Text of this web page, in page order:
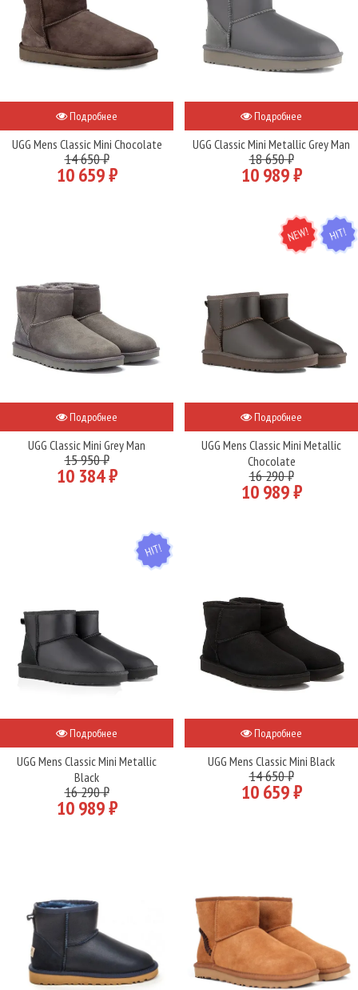
Подробнее
UGG Mens Classic Mini Chocolate
14 650 ₽
10 659 ₽
Подробнее
UGG Classic Mini Metallic Grey Man
18 650 ₽
10 989 ₽
Подробнее
UGG Classic Mini Grey Man
15 950 ₽
10 384 ₽
NEW HIT
Подробнее
UGG Mens Classic Mini Metallic
Chocolate
16 290 ₽
10 989 ₽
HIT
Подробнее
UGG Mens Classic Mini Metallic
Black
16 290 ₽
10 989 ₽
Подробнее
UGG Mens Classic Mini Black
14 650 ₽
10 659 ₽